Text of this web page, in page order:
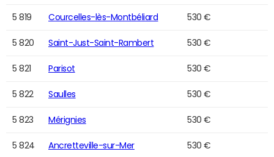
5 819 Courcelles-lès-Montbéliard 530 €
5 820 Saint-Just-Saint-Rambert 530 €
5 821 Parisot 530 €
5 822 Saulles 530 €
5 823 Mérignies 530 €
5 824 Ancretteville-sur-Mer 530 €